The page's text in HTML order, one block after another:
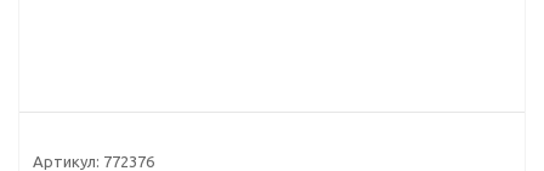
Артикул: 772376